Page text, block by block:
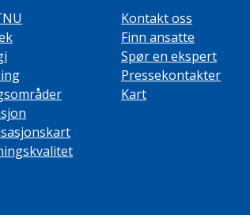
Kontakt oss
Finn ansatte
Spør en ekspert
Pressekontakter
Kart